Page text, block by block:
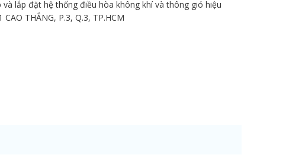
và lắp đặt hệ thống điều hòa không khí và thông gió hiệu
THẮNG, P.3, Q.3, TP.HCM